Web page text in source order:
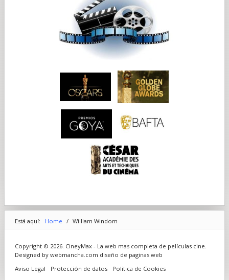
Está aquí: Home / William Windom
Copyright © 2026. CineyMax - La web mas completa de películas cine.
Designed by webmancha.com diseño de paginas web
Aviso Legal
Protección de datos Politica de Cookies